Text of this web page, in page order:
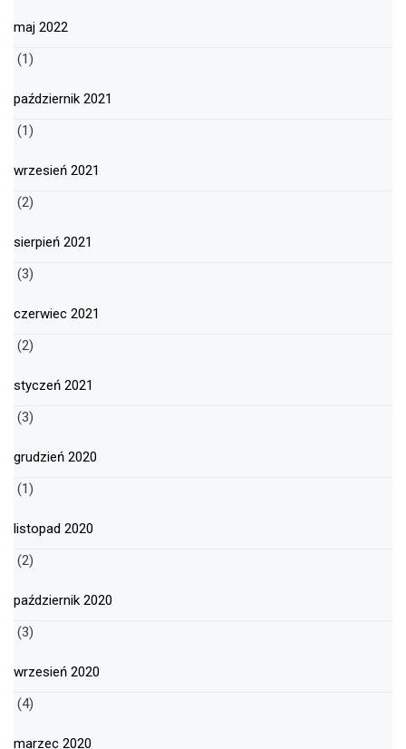
maj 2022
(1)
październik 2021
(1)
wrzesień 2021
(2)
sierpień 2021
(3)
czerwiec 2021
(2)
styczeń 2021
(3)
grudzień 2020
(1)
listopad 2020
(2)
październik 2020
(3)
wrzesień 2020
(4)
marzec 2020